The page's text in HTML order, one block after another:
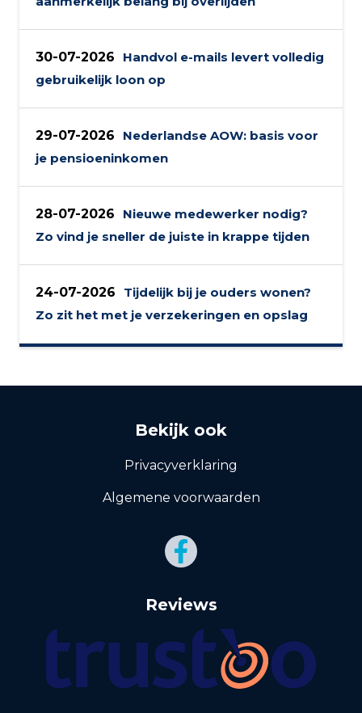
30-07-2026
Handvol e-mails levert volledig
gebruikelijk loon op
29-07-2026
Nederlandse AOW: basis voor
je pensioeninkomen
28-07-2026
Nieuwe medewerker nodig?
Zo vind je sneller de juiste in krappe tijden
24-07-2026
Tijdelijk bij je ouders wonen?
Zo zit het met je verzekeringen en opslag
Bekijk ook
Privacyverklaring
Algemene voorwaarden
Reviews